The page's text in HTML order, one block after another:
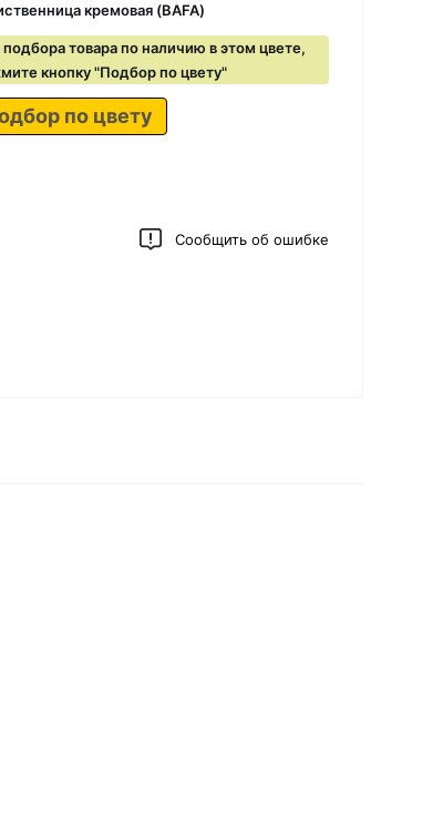
кремовая (BAFA)
товара по наличию в этом цвете,
кнопку "Подбор по цвету"
по цвету
Сообщить об ошибке